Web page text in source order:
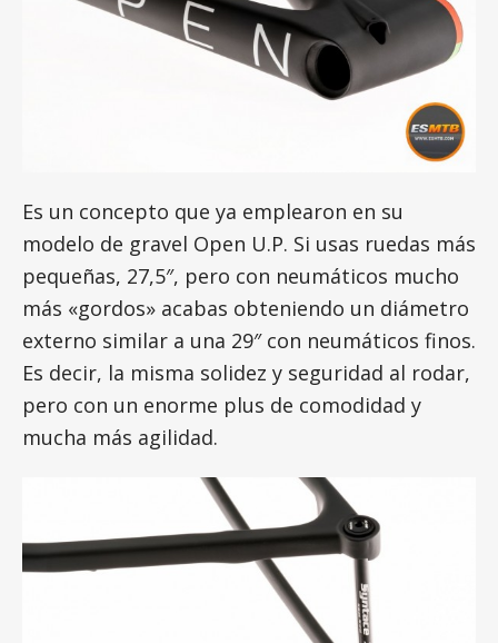
Es un concepto que ya emplearon en su
modelo de gravel Open U.P. Si usas ruedas más
pequeñas, 27,5″, pero con neumáticos mucho
más «gordos» acabas obteniendo un diámetro
externo similar a una 29″ con neumáticos finos.
Es decir, la misma solidez y seguridad al rodar,
pero con un enorme plus de comodidad y
mucha más agilidad.